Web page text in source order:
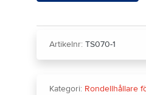
Artikelnr: TS070-1
Kategori: Rondellhållare